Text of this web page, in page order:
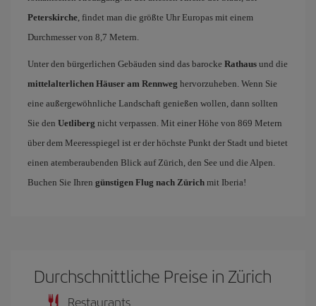
Peterskirche , findet man die größte Uhr Europas mit einem
Durchmesser von 8,7 Metern.
Unter den bürgerlichen Gebäuden sind das barocke Rathaus und die
mittelalterlichen Häuser am Rennweg hervorzuheben. Wenn Sie
eine außergewöhnliche Landschaft genießen wollen, dann sollten
Sie den Uetliberg nicht verpassen. Mit einer Höhe von 869 Metern
über dem Meeresspiegel ist er der höchste Punkt der Stadt und bietet
einen atemberaubenden Blick auf Zürich, den See und die Alpen.
Buchen Sie Ihren günstigen Flug nach Zürich mit Iberia!
Durchschnittliche Preise in Zürich
Restaurants